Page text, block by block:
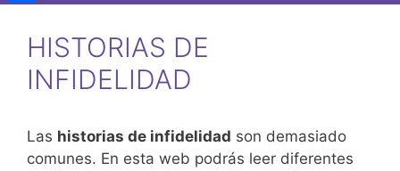
HISTORIAS DE
INFIDELIDAD
Las historias de infidelidad son demasiado
comunes. En esta web podrás leer diferentes